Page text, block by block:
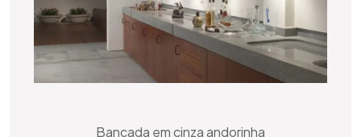
Bancada em cinza andorinha